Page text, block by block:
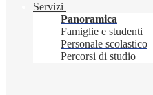
Servizi
Panoramica
Famiglie e studenti
Personale scolastico
Percorsi di studio